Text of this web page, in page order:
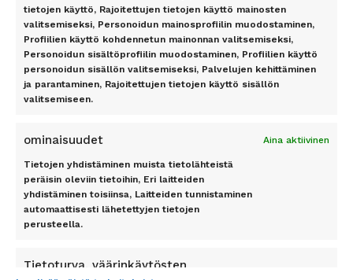
tietojen käyttö, Rajoitettujen tietojen käyttö mainosten
valitsemiseksi, Personoidun mainosprofiilin muodostaminen,
Profiilien käyttö kohdennetun mainonnan valitsemiseksi,
Personoidun sisältöprofiilin muodostaminen, Profiilien käyttö
personoidun sisällön valitsemiseksi, Palvelujen kehittäminen
ja parantaminen, Rajoitettujen tietojen käyttö sisällön
valitsemiseen.
ominaisuudet Aina aktiivinen
Tietojen yhdistäminen muista tietolähteistä
peräisin oleviin tietoihin, Eri laitteiden
yhdistäminen toisiinsa, Laitteiden tunnistaminen
automaattisesti lähetettyjen tietojen
perusteella.
Tietoturva, väärinkäytösten
Rodos
Teneriffa
Tilaa